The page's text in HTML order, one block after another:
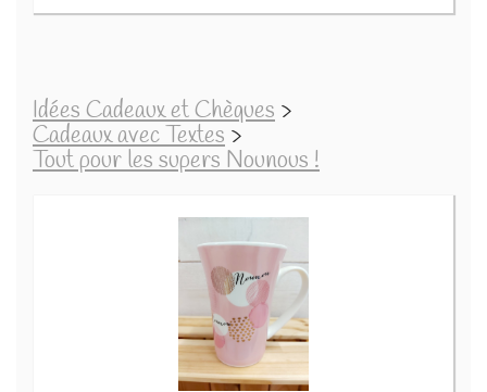
Idées Cadeaux et Chèques >
Cadeaux avec Textes >
Tout pour les supers Nounous !